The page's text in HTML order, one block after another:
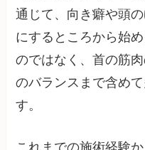
通じて、向き癖や頭
にするところから始
のではなく、首の筋
のバランスまで含め
す。